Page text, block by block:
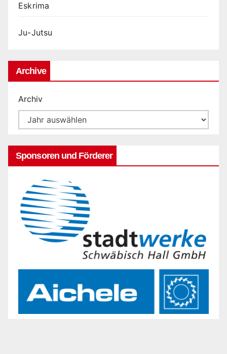
Eskrima
Ju-Jutsu
Archive
Archiv
Sponsoren und Förderer